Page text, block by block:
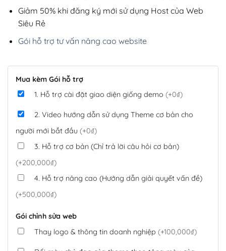
Giảm 50% khi đăng ký mới sử dụng Host của Web
Siêu Rẻ
Gói hỗ trợ tư vấn nâng cao website
Mua kèm Gói hỗ trợ
1. Hỗ trợ cài đặt giao diện giống demo (+0₫)
2. Video hướng dẫn sử dụng Theme cơ bản cho
người mới bắt đầu (+0₫)
3. Hỗ trợ cơ bản (Chỉ trả lời câu hỏi cơ bản)
(+200,000₫)
4. Hỗ trợ nâng cao (Hướng dẫn giải quyết vấn đề)
(+500,000₫)
Gói chỉnh sửa web
Thay logo & thông tin doanh nghiệp (+100,000₫)